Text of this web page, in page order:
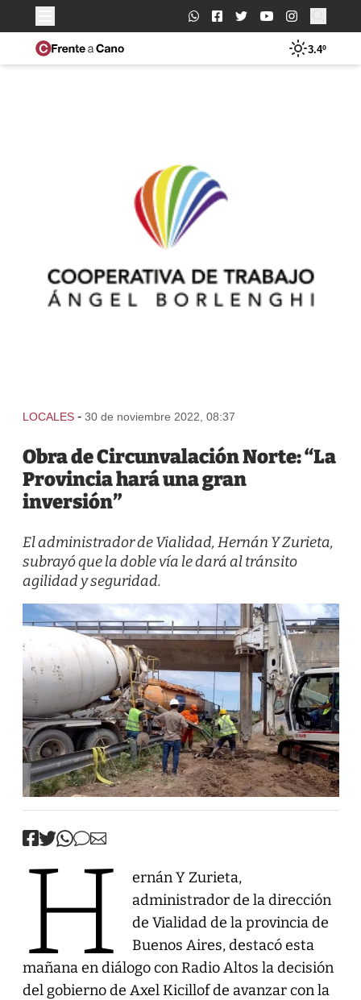
Buscar:
3.4º
LOCALES - 30 de noviembre 2022, 08:37
Obra de Circunvalación Norte: “La
Provincia hará una gran
inversión”
El administrador de Vialidad, Hernán Y Zurieta,
subrayó que la doble vía le dará al tránsito
agilidad y seguridad.
H
ernán Y Zurieta,
administrador de la dirección
de Vialidad de la provincia de
Buenos Aires, destacó esta
mañana en diálogo con Radio Altos la decisión
del gobierno de Axel Kicillof de avanzar con la